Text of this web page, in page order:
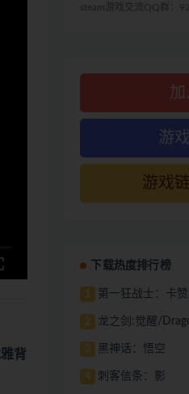
背
steam游戏交流QQ群：
游
游戏
下载热度排行榜
1 第一狂战士：卡
2 龙之剑:觉醒/
3 黑神话：悟空
4 刺客信条：影